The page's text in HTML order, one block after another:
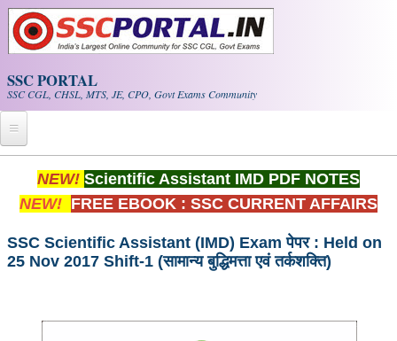
Skip to main content
SSC PORTAL
SSC CGL, CHSL, MTS, JE, CPO, Govt Exams Community
Home
Whats New!
Exam Calendar
NEW! Scientific Assistant IMD PDF NOTES
NEW! FREE EBOOK : SSC CURRENT AFFAIRS
SSC Scientific Assistant (IMD) Exam पेपर : Held on
25 Nov 2017 Shift-1 (सामान्य बुद्धिमत्ता एवं तर्कशक्ति)